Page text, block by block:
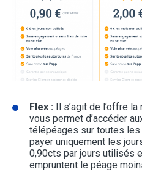
Flex : Il s’agit de l’offre la
vous permet d’accéder
télépéages sur toutes les
payer uniquement les
0,90cts par jours utilisés
empruntent le péage